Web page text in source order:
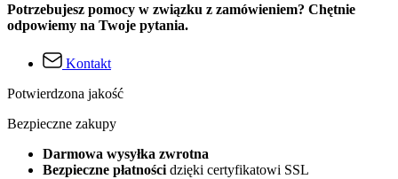
Potrzebujesz pomocy w związku z zamówieniem? Chętnie
odpowiemy na Twoje pytania.
Kontakt
Potwierdzona jakość
Bezpieczne zakupy
Darmowa wysyłka zwrotna
Bezpieczne płatności dzięki certyfikatowi SSL